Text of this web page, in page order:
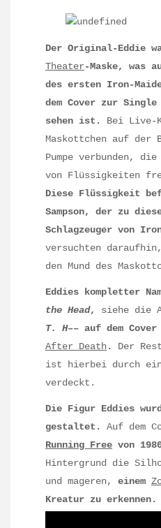
Der Original-Eddie
Theater-Maske, was
des ersten Iron-
dem Cover zur Single
sehen ist.
Bei Live-
Maskottchen auf der
Pumpe verbunden,
von Flüssigkeiten
Diese Flüssigkeit
Sampson, der zu
Schlagzeuger von
versuchten
den Mund des
Eddies kompletter
the Head, siehe die
T. H–– auf dem Cover
After Death.
Der
ist hierbei durch
verdeckt.
Die Figur Eddies
gestaltet.
Auf dem
Running Free von
Hintergrund die
und mageren, einem
Kreatur zu erkennen.